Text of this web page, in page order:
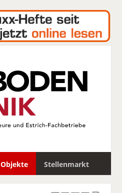
Objekte Stellenmarkt
c